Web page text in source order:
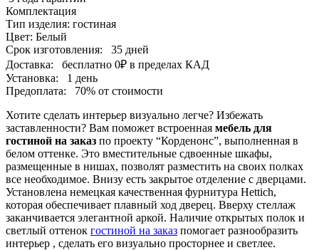
Комплектация
Тип изделия: гостиная
Цвет: Белый
Срок изготовления:
35 дней
Доставка:
бесплатно 0₽ в пределах КАД
Установка:
1 день
Предоплата:
70% от стоимости
Хотите сделать интерьер визуально легче? Избежать
заставленности? Вам поможет встроенная мебель для
гостиной на заказ по проекту “Корденонс”, выполненная в
белом оттенке. Это вместительные сдвоенные шкафы,
размещенные в нишах, позволят разместить на своих полках
все необходимое. Внизу есть закрытое отделение с дверцами.
Установлена немецкая качественная фурнитура Hettich,
которая обеспечивает плавный ход дверец. Вверху стеллаж
заканчивается элегантной аркой. Наличие открытых полок и
светлый оттенок гостиной на заказ помогает разнообразить
интерьер , сделать его визуально просторнее и светлее.